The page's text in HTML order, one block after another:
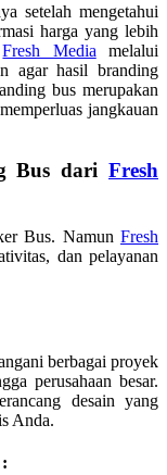
setelah mengetahui
harga yang lebih
Fresh Media melalui
agar hasil branding
bus merupakan
jangkauan
Bus dari Fresh
Bus. NamunFresh
dan pelayanan
berbagai proyek
perusahaan besar.
desain yang
Anda.